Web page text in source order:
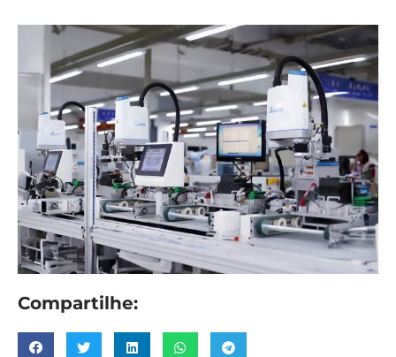
Compartilhe: